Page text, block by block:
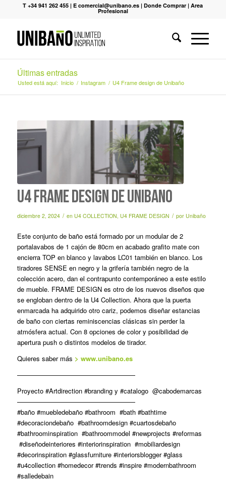
T +34 941 262 455 |E comercial@unibano.es |Donde Comprar |Area
Profesional
Últimas entradas
Usted está aquí: Inicio / Instagram / U4 Frame design de Unibaño
U4 Frame design de Unibaño
diciembre 2, 2024 / en U4 COLLECTION U4 FRAME DESIGN / por Unibaño
Este conjunto de baño está formado por un modular de 2
portalavabos de 1 cajón de 80cm en acabado grafito mate con
encierra TOP en blanco y lavabos LC01 también en blanco. Los
tiradores SENSE en negro y la grifería también negro de la
colección acero, dan el contrapunto contemporáneo a este estilo
de mueble. FRAME DESIGN es otro de los nuevos diseños que
se engloban dentro de la U4 Collection. Ahora que la puerta
enmarcada ha adquirido otro cariz, podemos diseñar estancias
de baño con ciertas reminiscencias clásicas sin perder la
atmósfera actual. Con 8 opciones de color y posibilidad de
apertura push o distintos modelos de tirador.
Quieres saber más > www.unibano.es
——————————————————
Proyecto #Artdirection #branding y #catalogo @cabodemarcas
——————————————————
#baño #muebledebaño #bathroom #bath #bathtime
#decoraciondebaño #bathroomdesign #cuartosdebaño
#bathroominspiration #bathroommodel #newprojects #reformas
#diseñodeinteriores #interiorinspiration #mobiliardesign
#decorinspiration #glassfurniture #interiorsblogger #glass
#u4collection #homedecor #trends #inspire #modernbathroom
#salledebain